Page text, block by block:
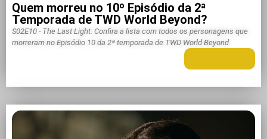
Quem morreu no 10º Episódio da 2ª
Temporada de TWD World Beyond?
S02E10 - The Last Light: Confira a lista com todos os personagens que
morreram no Episódio 10 da 2ª temporada de TWD World Beyond.